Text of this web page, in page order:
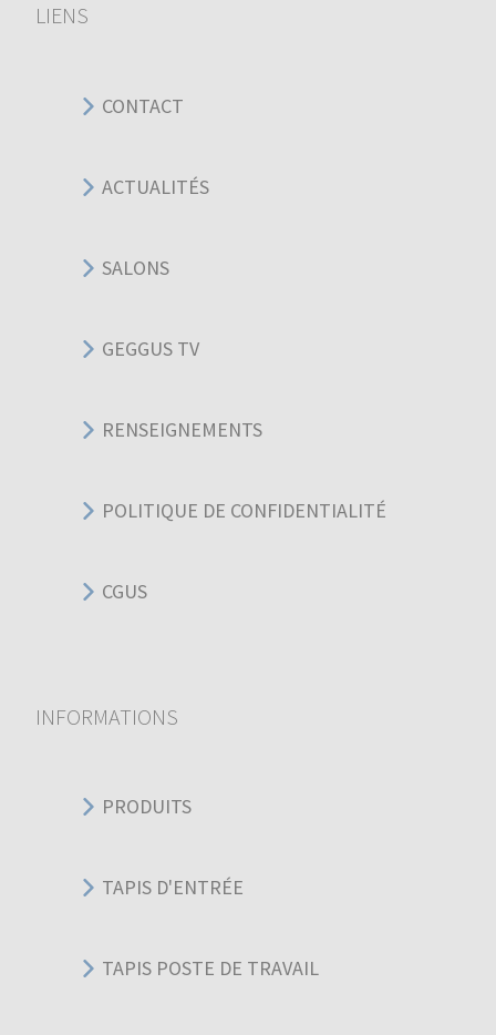
LIENS
CONTACT
ACTUALITÉS
SALONS
GEGGUS TV
RENSEIGNEMENTS
POLITIQUE DE CONFIDENTIALITÉ
CGUS
INFORMATIONS
PRODUITS
TAPIS D'ENTRÉE
TAPIS POSTE DE TRAVAIL